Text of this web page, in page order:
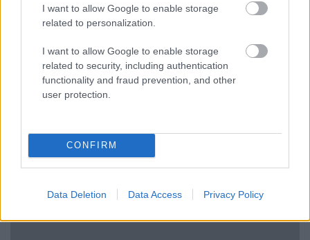
I want to allow Google to enable storage
related to personalization.
I want to allow Google to enable storage
related to security, including authentication
functionality and fraud prevention, and other
user protection.
CONFIRM
Data Deletion Data Access Privacy Policy
Súlyos feszültség Olaszország és
Spanyolország között: kölcsönös korlátozás
az egymás országából érkezőkre